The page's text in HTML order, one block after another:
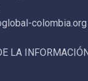
colombia.org
LA